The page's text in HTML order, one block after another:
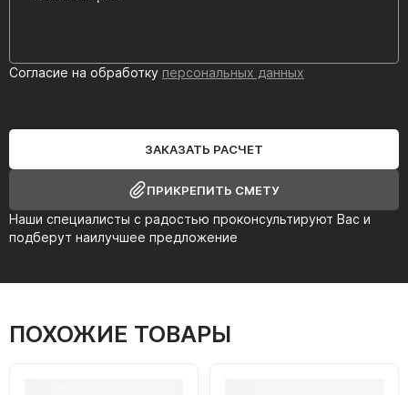
Наши специалисты с радостью проконсультируют Вас и
подберут наилучшее предложение
Согласие на обработку персональных данных
ЗАКАЗАТЬ РАСЧЕТ
ПРИКРЕПИТЬ СМЕТУ
ПОХОЖИЕ ТОВАРЫ